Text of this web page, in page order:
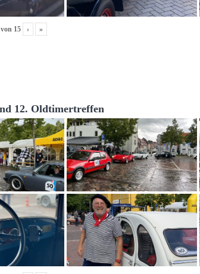
von 15 › »
12. Oldtimertreffen